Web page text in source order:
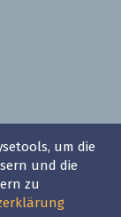
um die
und die
zu